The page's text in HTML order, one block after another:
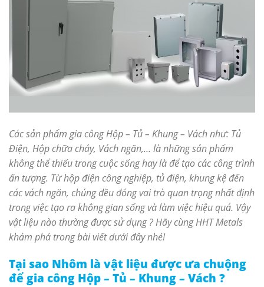
Các sản phẩm gia công Hộp – Tủ – Khung – Vách như: Tủ
Điện, Hộp chữa cháy, Vách ngăn,… là những sản phẩm
không thể thiếu trong cuộc sống hay là để tạo các công trình
ấn tượng. Từ hộp điện công nghiệp, tủ điện, khung kệ đến
các vách ngăn, chúng đều đóng vai trò quan trọng nhất định
trong việc tạo ra không gian sống và làm việc hiệu quả. Vậy
vật liệu nào thường được sử dụng ? Hãy cùng HHT Metals
khám phá trong bài viết dưới đây nhé!
Tại sao Nhôm là vật liệu được ưa chuộng
để gia công Hộp – Tủ – Khung – Vách ?